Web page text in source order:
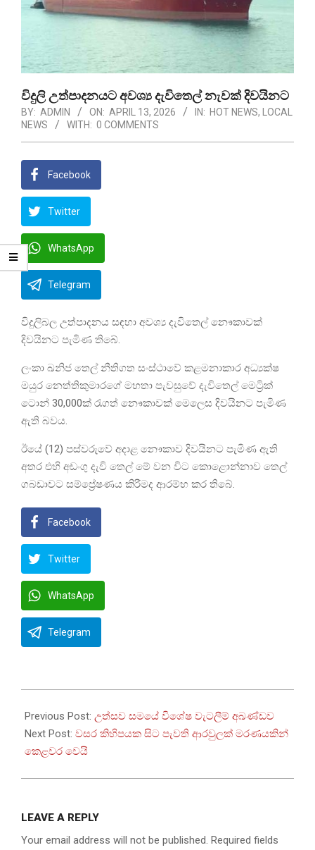
විදුලි උත්පාදනයට අවශ්‍ය දැවිතෙල් නැවක් දිවයිනට
BY: ADMIN ON: APRIL 13, 2026 IN: HOT NEWS,
LOCAL
NEWS
WITH: 0 COMMENTS
Facebook
Twitter
WhatsApp
Telegram
විදුලිබල උත්පාදනය සඳහා අවශ්‍ය දැවිතෙල් නෞකාවක්
දිවයිනට පැමිණ තිබේ.
ලංකා ඛනිජ තෙල් නීතිගත සංස්ථාවේ කළමනාකාර අධ්‍යක්ෂ
මයුර නෙත්තිකුමාරගේ මහතා පැවසුවේ දැවිතෙල් මෙට්‍රික්
ටොන් 30,000ක් රැගත් නෞකාවක් මෙලෙස දිවයිනට පැමිණ
ඇති බවය.
ඊයේ (12) පස්වරුවේ අදාළ නෞකාව දිවයිනට පැමිණ ඇති
අතර එහි අඩංගු දැවි තෙල් මේ වන විට කොළොන්නාව තෙල්
ගබඩාවට සම්ප්‍රේෂණය කිරීමද ආරම්භ කර තිබේ.
Facebook
Twitter
WhatsApp
Telegram
04-
13
Previous Post: උත්සව සමයේ විශේෂ වැටලීම් අඛණ්ඩව
Next Post: වසර කිහිපයක සිට පැවති ආරවුලක් මරණයකින්
කෙළවර වෙයි
LEAVE A REPLY
Your email address will not be published. Required fields